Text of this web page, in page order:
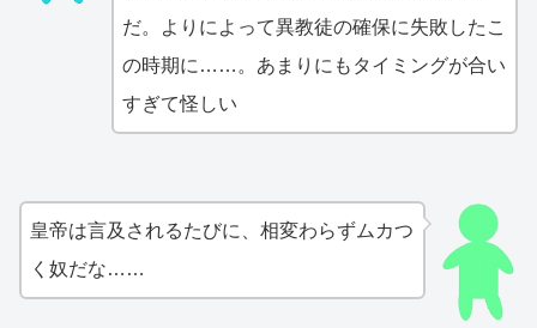
だ。よりによって異教徒の確保に失敗したこ
の時期に……。あまりにもタイミングが合い
すぎて怪しい
皇帝は言及されるたびに、相変わらずムカつ
く奴だな……